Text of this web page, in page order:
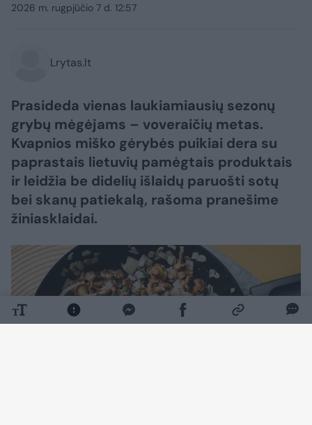
2026 m. rugpjūčio 7 d. 12:57
Lrytas.lt
Prasideda vienas laukiamiausių sezonų
grybų mėgėjams – voveraičių metas.
Kvapnios miško gėrybės puikiai dera su
paprastais lietuvių pamėgtais produktais
ir leidžia be didelių išlaidų paruošti sotų
bei skanų patiekalą, rašoma pranešime
žiniasklaidai.